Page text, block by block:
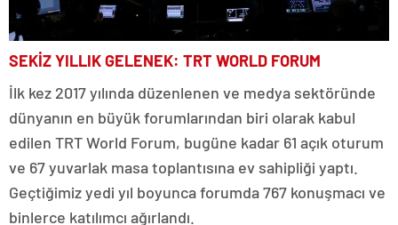
SEKİZ YILLIK GELENEK: TRT WORLD FORUM
İlk kez 2017 yılında düzenlenen ve medya sektöründe
dünyanın en büyük forumlarından biri olarak kabul
edilen TRT World Forum, bugüne kadar 61 açık oturum
ve 67 yuvarlak masa toplantısına ev sahipliği yaptı.
Geçtiğimiz yedi yıl boyunca forumda 767 konuşmacı ve
binlerce katılımcı ağırlandı.